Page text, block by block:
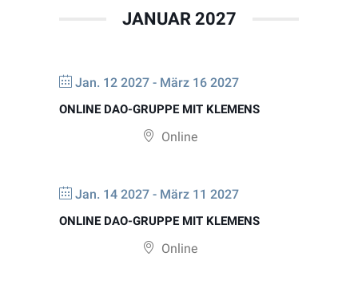
JANUAR 2027
Jan. 12 2027 - März 16 2027
ONLINE DAO-GRUPPE MIT KLEMENS
Online
Jan. 14 2027 - März 11 2027
ONLINE DAO-GRUPPE MIT KLEMENS
Online